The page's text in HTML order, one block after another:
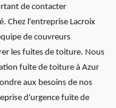
de contacter
Chez l'entreprise Lacroix
de couvreurs
les fuites de toiture. Nous
fuite de toiture à Azur
aux besoins de nos
d'urgence fuite de